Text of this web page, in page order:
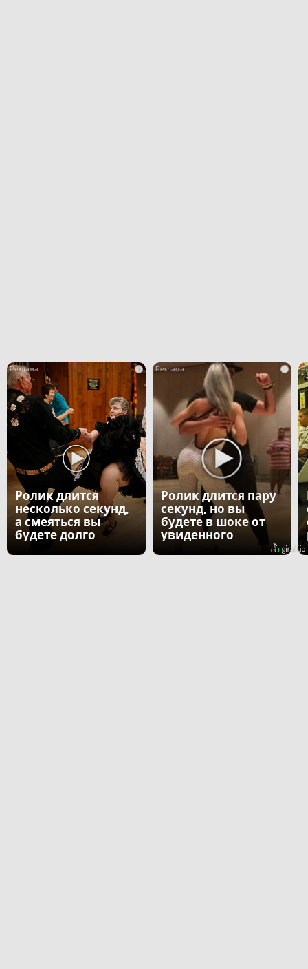
i
Ролик длится
несколько секунд,
а смеяться вы
будете долго
i
Ролик длится пару
секунд, но вы
будете в шоке от
увиденного